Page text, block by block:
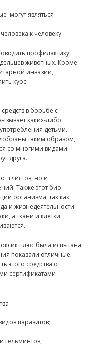
могут являться
к человеку.
профилактику
животных. Кроме
инвазии,
курс
в борьбе с
каких-либо
детьми.
таким образом,
со многими видами
друга.
глистов, но и
Также этот био
организма, так как
и жизнедеятельности.
а ткани и клетки
плюс была испытана
показали отличные
этого средства от
сертификатами
паразитов;
гельминтов;